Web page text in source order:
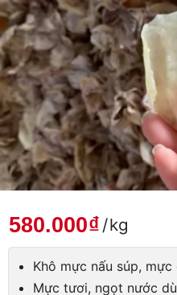
580.000₫ /kg
Khô mực nấu súp,
Mực tươi, ngọt nước